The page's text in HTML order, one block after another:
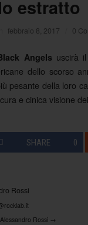
estratto
febbraio 8, 2017 0
Angels uscirà
dello scorso
pesante della loro
e cinica visione
SHARE 0
Rossi
Rossi →